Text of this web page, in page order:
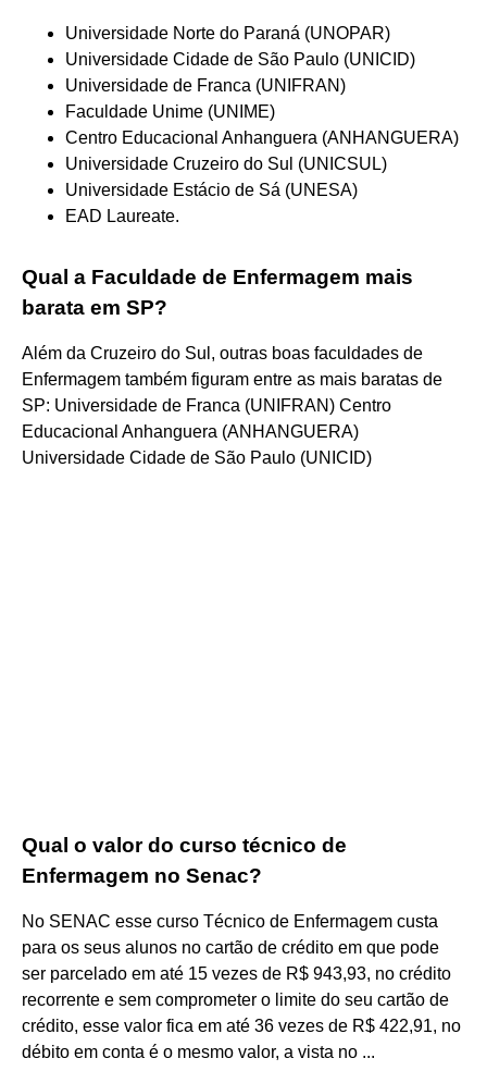
Universidade Norte do Paraná (UNOPAR)
Universidade Cidade de São Paulo (UNICID)
Universidade de Franca (UNIFRAN)
Faculdade Unime (UNIME)
Centro Educacional Anhanguera (ANHANGUERA)
Universidade Cruzeiro do Sul (UNICSUL)
Universidade Estácio de Sá (UNESA)
EAD Laureate.
Qual a Faculdade de Enfermagem mais
barata em SP?
Além da Cruzeiro do Sul, outras boas faculdades de
Enfermagem também figuram entre as mais baratas de
SP: Universidade de Franca (UNIFRAN) Centro
Educacional Anhanguera (ANHANGUERA)
Universidade Cidade de São Paulo (UNICID)
Qual o valor do curso técnico de
Enfermagem no Senac?
No SENAC esse curso Técnico de Enfermagem custa
para os seus alunos no cartão de crédito em que pode
ser parcelado em até 15 vezes de R$ 943,93, no crédito
recorrente e sem comprometer o limite do seu cartão de
crédito, esse valor fica em até 36 vezes de R$ 422,91, no
débito em conta é o mesmo valor, a vista no ...